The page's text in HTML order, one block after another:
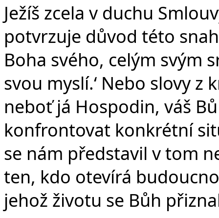
Ježíš zcela v duchu
potvrzuje důvod této
Boha svého, celým svým
svou myslí.‘ Nebo slovy z
neboť já Hospodin, váš
konfrontovat konkrétní
se nám představil v tom
ten, kdo otevírá
jehož životu se Bůh